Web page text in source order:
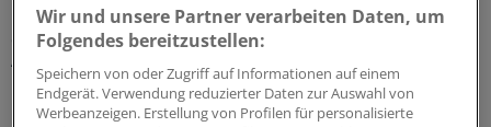
Primärversorgung
Sozialverband plädiert für nichtärztliche
Angebote in der Versorgungssteuerung
Der Sozialverband Deutschland (SoVD) sieht
niedrigschwellige und nichtärztliche Beratungs- und
Wir und unsere Partner verarbeiten Daten, um
Folgendes bereitzustellen:
Speichern von oder Zugriff auf Informationen auf einem
Endgerät. Verwendung reduzierter Daten zur Auswahl von
Werbeanzeigen. Erstellung von Profilen für personalisierte